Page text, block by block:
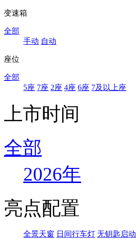
变速箱
全部
手动 自动
座位
全部
5座 7座 2座 4座 6座 7及以上座
上市时间
全部
2026年
亮点配置
全景天窗 日间行车灯 无钥匙启动